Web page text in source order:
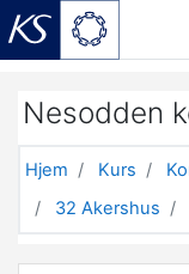
Nesodden
Hjem Kurs
32 Akershus